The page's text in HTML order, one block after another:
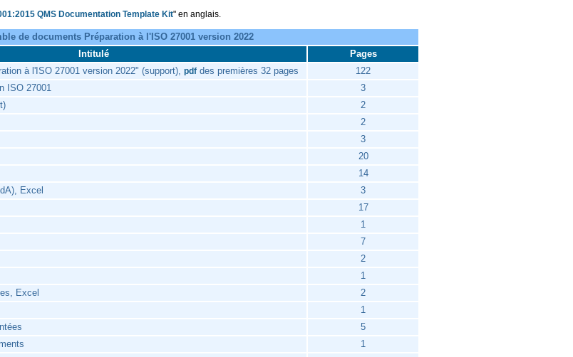
QMS Documentation Template Kit" en anglais.
de documents Préparation à l'ISO 27001 version 2022
Intitulé
Pages
à l'ISO 27001 version 2022" (support), pdf des premières 32 pages
122
ISO 27001
3
2
2
3
20
14
Excel
3
17
1
7
2
1
Excel
2
1
5
1